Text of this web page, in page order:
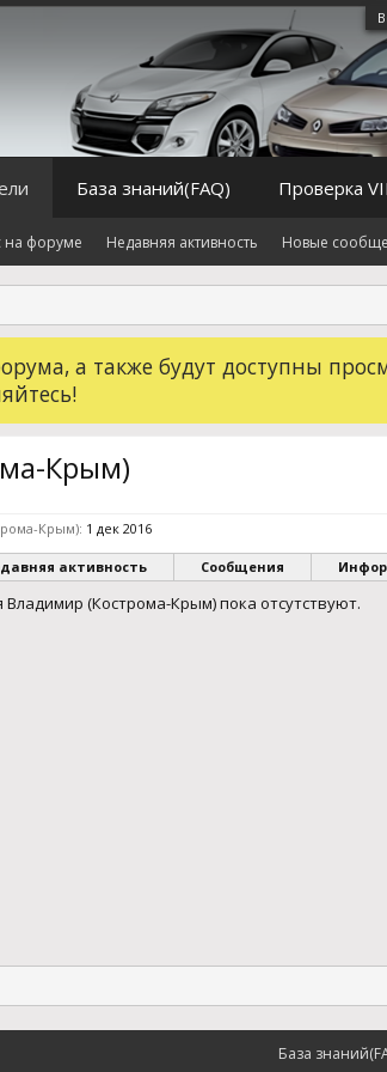
а также будут доступны
Крым)
Крым): 1 дек 2016
активность Сообщения
(Кострома-Крым) пока отсутствуют.
на форуме Недавняя активность Новые
База знаний(FAQ) Проверка
База